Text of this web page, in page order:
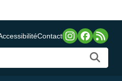
au 21 août
Contact